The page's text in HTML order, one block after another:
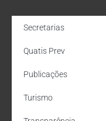
Secretarias
Quatis Prev
Publicações
Turismo